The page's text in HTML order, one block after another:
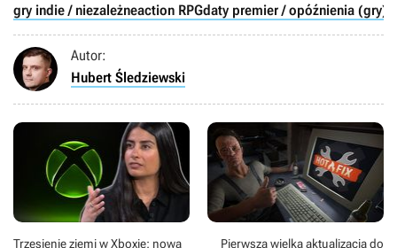
gry indie / niezależneaction RPGdaty premier / opóźnienia (gry)
Autor:
Hubert Śledziewski
Trzęsienie ziemi w Xboxie: nowa
Pierwsza wielka aktualizacja do